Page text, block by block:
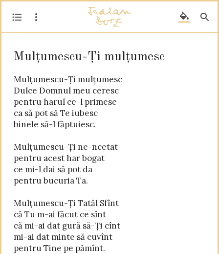
Mulțumescu-Ți mulțumesc
Mulțumescu-Ți mulțumesc
Dulce Domnul meu ceresc
pentru harul ce-l primesc
ca să pot să Te iubesc
binele să-l făptuiesc.
Mulțumescu-Ți ne-ncetat
pentru acest har bogat
ce mi-l dai să pot da
pentru bucuria Ta.
Mulțumescu-Ți Tatăl Sfînt
că Tu m-ai făcut ce sînt
că mi-ai dat gură să-Ți cînt
mi-ai dat minte să cuvînt
pentru Tine pe pămînt.